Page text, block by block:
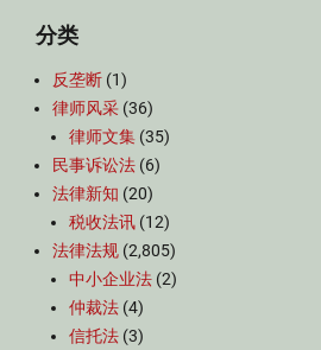
分类
反垄断 (1)
律师风采 (36)
律师文集 (35)
民事诉讼法 (6)
法律新知 (20)
税收法讯 (12)
法律法规 (2,805)
中小企业法 (2)
仲裁法 (4)
信托法 (3)